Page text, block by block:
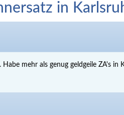
in
mehr als genug geldgeile ZA's